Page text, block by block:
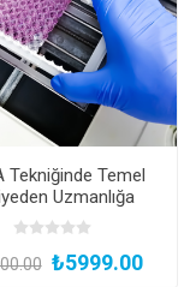
Tekniğinde Temel
Uzmanlığa
Eğitim: Teori,
ve Uygulamalar
Yüze Bireysel
₺5999.00